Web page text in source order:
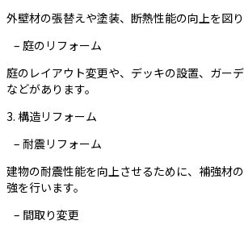
外壁材の張替えや塗装、断熱性能の向上を図り
– 庭のリフォーム
庭のレイアウト変更や、デッキの設置、ガー
などがあります。
3. 構造リフォーム
– 耐震リフォーム
建物の耐震性能を向上させるために、補強材
強を行います。
– 間取り変更